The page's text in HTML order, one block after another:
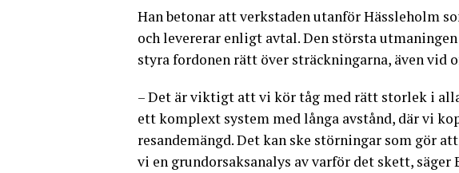
Han betonar att verkstaden utanför Hässleholm
och levererar enligt avtal. Den största
styra fordonen rätt över sträckningarna, även vid
– Det är viktigt att vi kör tåg med rätt storlek i
ett komplext system med långa avstånd, där vi
resandemängd. Det kan ske störningar som gör
vi en grundorsaksanalys av varför det skett,